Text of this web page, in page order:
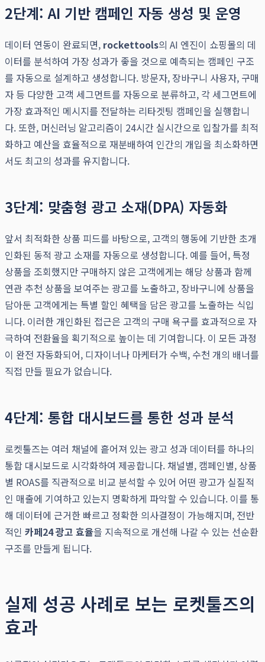
2단계: AI 기반 캠페인 자동 생성 및 운영
데이터 연동이 완료되면, rockettools의 AI 엔진이 쇼핑몰의 데
이터를 분석하여 가장 성과가 좋을 것으로 예측되는 캠페인 구조
를 자동으로 설계하고 생성합니다. 방문자, 장바구니 사용자, 구매
자 등 다양한 고객 세그먼트를 자동으로 분류하고, 각 세그먼트에
가장 효과적인 메시지를 전달하는 리타겟팅 캠페인을 실행합니
다. 또한, 머신러닝 알고리즘이 24시간 실시간으로 입찰가를 최적
화하고 예산을 효율적으로 재분배하여 인간의 개입을 최소화하면
서도 최고의 성과를 유지합니다.
3단계: 맞춤형 광고 소재(DPA) 자동화
앞서 최적화한 상품 피드를 바탕으로, 고객의 행동에 기반한 초개
인화된 동적 광고 소재를 자동으로 생성합니다. 예를 들어, 특정
상품을 조회했지만 구매하지 않은 고객에게는 해당 상품과 함께
연관 추천 상품을 보여주는 광고를 노출하고, 장바구니에 상품을
담아둔 고객에게는 특별 할인 혜택을 담은 광고를 노출하는 식입
니다. 이러한 개인화된 접근은 고객의 구매 욕구를 효과적으로 자
극하여 전환율을 획기적으로 높이는 데 기여합니다. 이 모든 과정
이 완전 자동화되어, 디자이너나 마케터가 수백, 수천 개의 배너를
직접 만들 필요가 없습니다.
4단계: 통합 대시보드를 통한 성과 분석
로켓툴즈는 여러 채널에 흩어져 있는 광고 성과 데이터를 하나의
통합 대시보드로 시각화하여 제공합니다. 채널별, 캠페인별, 상품
별 ROAS를 직관적으로 비교 분석할 수 있어 어떤 광고가 실질적
인 매출에 기여하고 있는지 명확하게 파악할 수 있습니다. 이를 통
해 데이터에 근거한 빠르고 정확한 의사결정이 가능해지며, 전반
적인 카페24 광고 효율을 지속적으로 개선해 나갈 수 있는 선순환
구조를 만들게 됩니다.
실제 성공 사례로 보는 로켓툴즈의
효과